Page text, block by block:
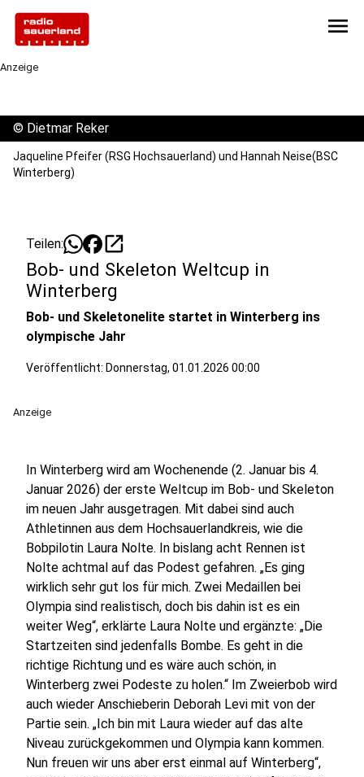
menu
Anzeige
© Dietmar Reker
Jaqueline Pfeifer (RSG Hochsauerland) und Hannah Neise(BSC
Winterberg)
Teilen: open_in_new
Bob- und Skeleton Weltcup in
Winterberg
Bob- und Skeletonelite startet in Winterberg ins
olympische Jahr
Veröffentlicht: Donnerstag, 01.01.2026 00:00
Anzeige
In Winterberg wird am Wochenende (2. Januar bis 4.
Januar 2026) der erste Weltcup im Bob- und Skeleton
im neuen Jahr ausgetragen. Mit dabei sind auch
Athletinnen aus dem Hochsauerlandkreis, wie die
Bobpilotin Laura Nolte. In bislang acht Rennen ist
Nolte achtmal auf das Podest gefahren. „Es ging
wirklich sehr gut los für mich. Zwei Medaillen bei
Olympia sind realistisch, doch bis dahin ist es ein
weiter Weg“, erklärte Laura Nolte und ergänzte: „Die
Startzeiten sind jedenfalls Bombe. Es geht in die
richtige Richtung und es wäre auch schön, in
Winterberg zwei Podeste zu holen.“ Im Zweierbob wird
auch wieder Anschieberin Deborah Levi mit von der
Partie sein. „Ich bin mit Laura wieder auf das alte
Niveau zurückgekommen und Olympia kann kommen.
Nun freuen wir uns aber erst einmal auf Winterberg“,